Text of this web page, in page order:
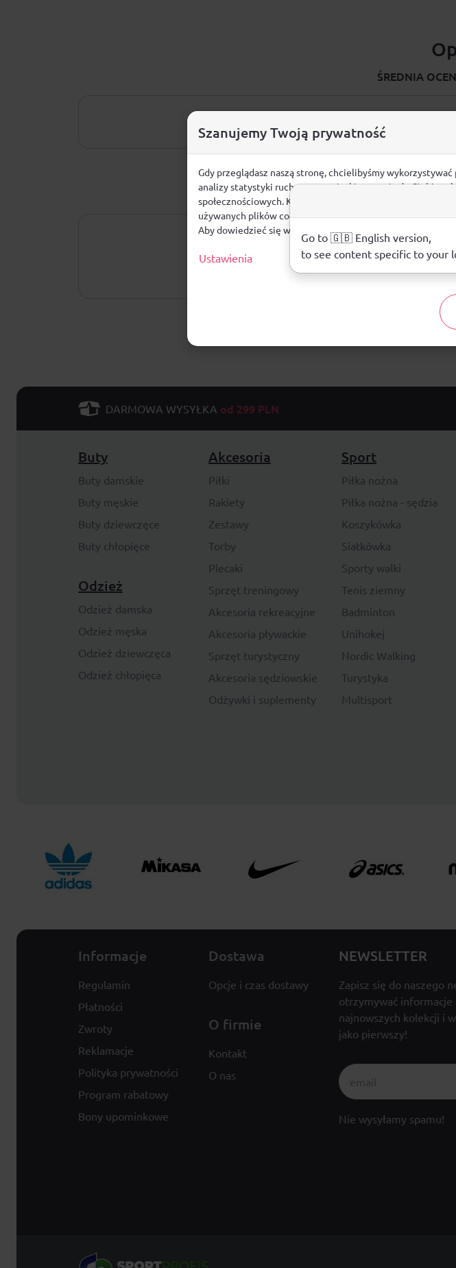
ŚREDNIA
Nie ma jeszcze
Nie ma jeszcze
DARMOWA WYSYŁKA od 299 PLN
Buty
Buty damskie
Buty męskie
Buty dziewczęce
Buty chłopięce
Odzież
Odzież damska
Odzież męska
Odzież dziewczęca
Odzież chłopięca
Akcesoria
Piłki
Rakiety
Zestawy
Torby
Plecaki
Sprzęt treningowy
Akcesoria rekreacyjne
Akcesoria pływackie
Sprzęt turystyczny
Akcesoria sędziowskie
Odżywki i suplementy
Sport
Piłka nożna
Piłka nożna - sędzia
Koszykówka
Siatkówka
Sporty walki
Tenis ziemny
Badminton
Unihokej
Nordic Walking
Turystyka
Multisport
Informacje
Regulamin
Płatności
Zwroty
Reklamacje
Polityka prywatności
Program rabatowy
Bony upominkowe
Dostawa
Opcje i czas dostawy
O firmie
Kontakt
O nas
NEWSLETTER
Zapisz się do naszego
otrzymywać informacje
najnowszych kolekcji i
jako pierwszy!
Nie wysyłamy spamu!
Szanujemy Twoją prywatność
Gdy przeglądasz naszą stronę, chcielibyśmy
analizy statystyki ruchu na stronie, kierowania do Ciebie
społecznościowych. Kliknij poniżej, by wyrazić zgodę lub
używanych plików cookies.
Aby dowiedzieć się więcej o plikach cookie i tym, jak
Ustawienia
Go to 🇬🇧 English version,
to see content specific to your